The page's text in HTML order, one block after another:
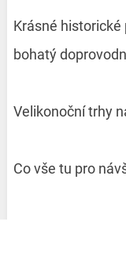
Krásné
bohatý
Velikonoční trhy
Co vše tu pro